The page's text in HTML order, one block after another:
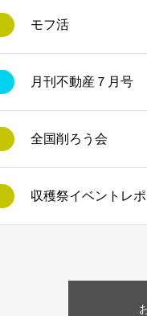
モフ活
月刊不動産７月号
全国削ろう会
収穫祭イベントレ